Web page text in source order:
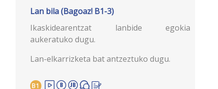
Lan bila (Bagoaz! B1-3)
Ikaskidearentzat lanbide egokia
aukeratuko dugu.
Lan-elkarrizketa bat antzeztuko dugu.
B1